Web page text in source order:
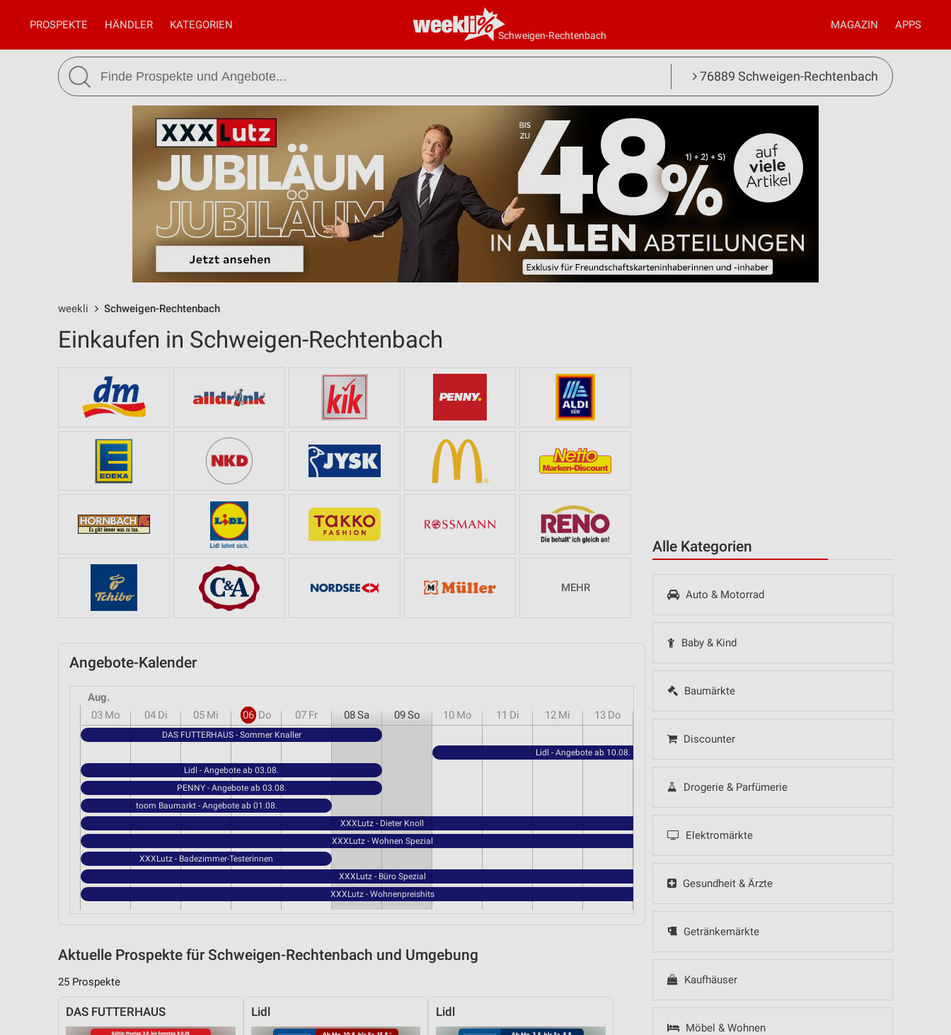
Schweigen-Rechtenbach
PROSPEKTE HÄNDLER KATEGORIEN MAGAZIN APPS
76889 Schweigen-Rechtenbach
weekli Schweigen-Rechtenbach
Alle Kategorien
Auto & Motorrad
Baby & Kind
Baumärkte
Discounter
Drogerie & Parfümerie
Elektromärkte
Gesundheit & Ärzte
Getränkemärkte
Kaufhäuser
Möbel & Wohnen
Einkaufen in Schweigen-Rechtenbach
MEHR
Angebote-Kalender
Aug.
03 Mo 04 Di 05 Mi 06 Do 07 Fr 08Sa 09So 10 Mo 11 Di 12 Mi 13 Do
DAS FUTTERHAUS - Sommer Knaller
Lidl - Angebote ab 10.08.
Lidl - Angebote ab 03.08.
PENNY - Angebote ab 03.08.
toom Baumarkt - Angebote ab 01.08.
XXXLutz - Dieter Knoll
XXXLutz - Wohnen Spezial
XXXLutz - Badezimmer-Testerinnen
XXXLutz - Büro Spezial
XXXLutz - Wohnenpreishits
Aktuelle Prospekte für Schweigen-Rechtenbach und Umgebung
25 Prospekte
DAS FUTTERHAUS Lidl Lidl